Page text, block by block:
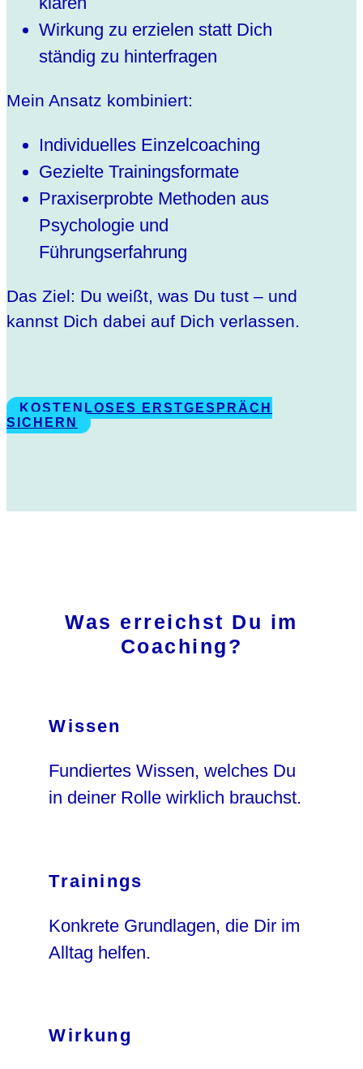
Wirkung zu erzielen statt Dich
ständig zu hinterfragen
Mein Ansatz kombiniert:
Individuelles Einzelcoaching
Gezielte Trainingsformate
Praxiserprobte Methoden aus
Psychologie und
Führungserfahrung
Das Ziel: Du weißt, was Du tust – und
kannst Dich dabei auf Dich verlassen.
KOSTENLOSES ERSTGESPRÄCH
SICHERN
Was erreichst Du im
Coaching?
Wissen
Fundiertes Wissen, welches Du
in deiner Rolle wirklich brauchst.
Trainings
Konkrete Grundlagen, die Dir im
Alltag helfen.
Wirkung